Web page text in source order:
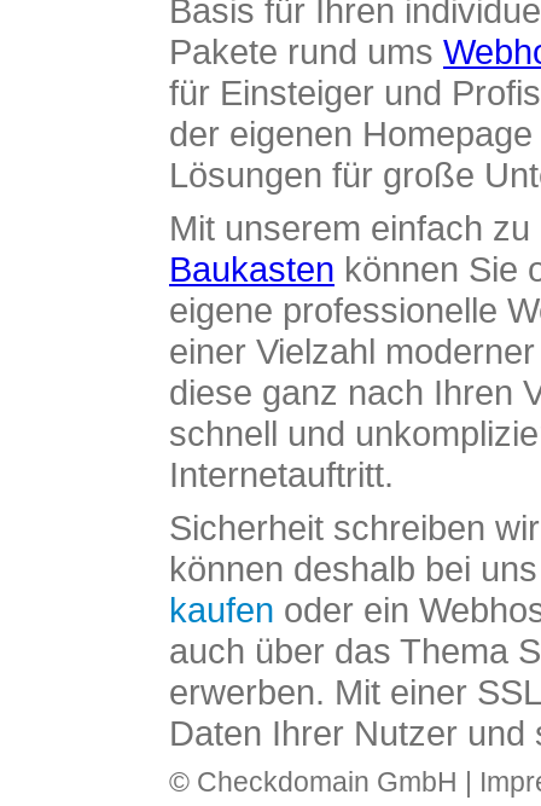
Basis für Ihren
Pakete rund ums
für Einsteiger und
der eigenen
Lösungen für große
Mit unserem einfach
Baukasten können Sie
eigene professionelle
einer Vielzahl
diese ganz nach Ihren
schnell und
Internetauftritt.
Sicherheit schreiben
können deshalb bei
kaufen oder ein
auch über das Thema
erwerben. Mit einer
Daten Ihrer Nutzer und
© Checkdomain GmbH |